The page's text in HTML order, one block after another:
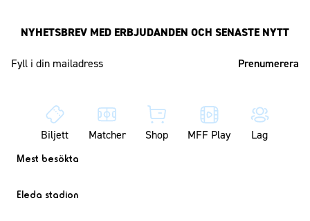
NYHETSBREV MED ERBJUDANDEN OCH SENASTE NYTT
Biljett Matcher Shop MFF Play Lag
Mest besökta
Eleda stadion